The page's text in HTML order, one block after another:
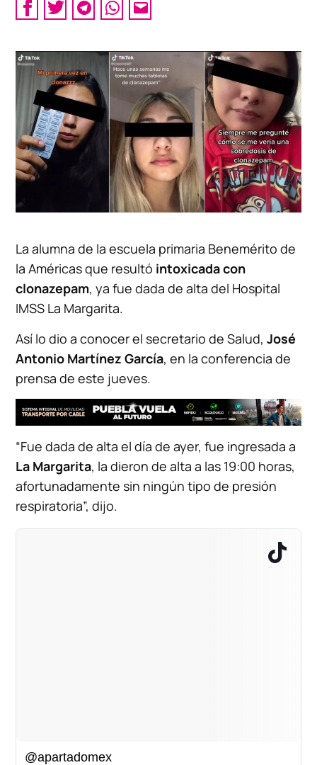
La alumna de la escuela primaria Benemérito de
la Américas que resultó intoxicada con
clonazepam, ya fue dada de alta del Hospital
IMSS La Margarita.
Así lo dio a conocer el secretario de Salud,José
Antonio Martínez García, en la conferencia de
prensa de este jueves.
“Fue dada de alta el día de ayer, fue ingresada a
La Margarita, la dieron de alta a las 19:00 horas,
afortunadamente sin ningún tipo de presión
respiratoria”, dijo.
@apartadomex